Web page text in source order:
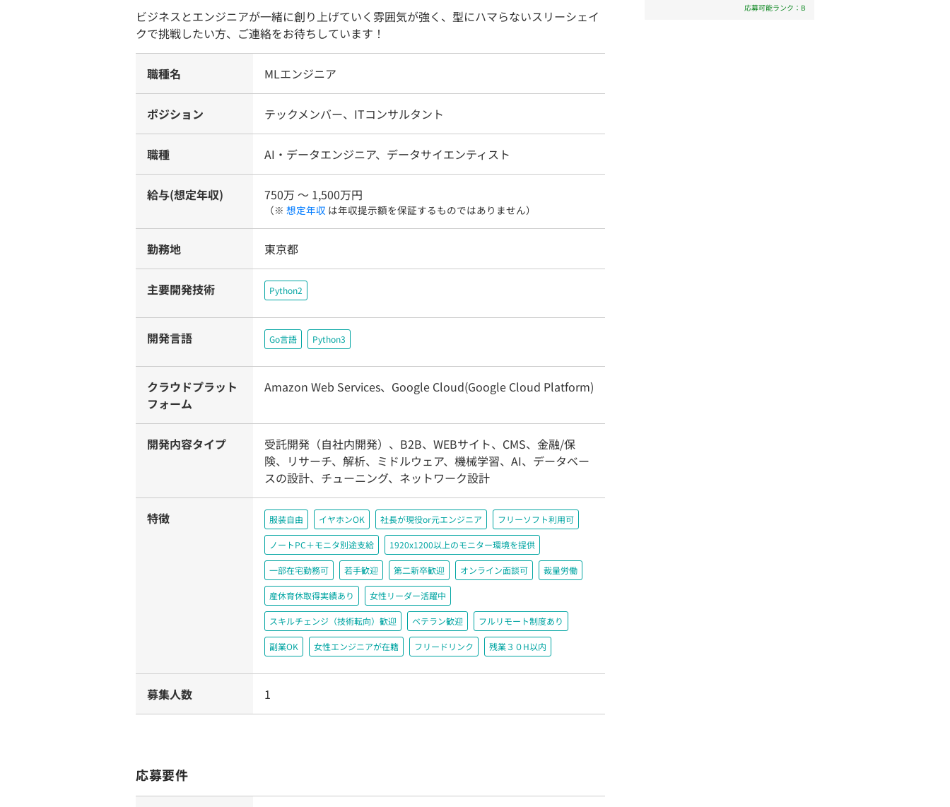
ビジネスとエンジニアが一緒に創り上げていく雰囲気が強く、型にハマらないスリーシェイ
クで挑戦したい方、ご連絡をお待ちしています！
職種名 MLエンジニア
ポジション テックメンバー、ITコンサルタント
職種 AI・データエンジニア、データサイエンティスト
給与(想定年収) 750万 〜 1,500万円
（※ 想定年収 は年収提示額を保証するものではありません）
勤務地 東京都
主要開発技術 Python2
開発言語 Go言語 Python3
クラウドプラット
フォーム
Amazon Web Services、Google Cloud(Google Cloud Platform)
開発内容タイプ
受託開発（自社内開発）、B2B、WEBサイト、CMS、金融/保
険、リサーチ、解析、ミドルウェア、機械学習、AI、データベー
スの設計、チューニング、ネットワーク設計
特徴 服装自由 イヤホンOK 社長が現役or元エンジニア フリーソフト利用可
ノートPC＋モニタ別途支給 1920x1200以上のモニター環境を提供
一部在宅勤務可 若手歓迎 第二新卒歓迎 オンライン面談可 裁量労働
産休育休取得実績あり 女性リーダー活躍中
スキルチェンジ（技術転向）歓迎 ベテラン歓迎 フルリモート制度あり
副業OK 女性エンジニアが在籍 フリードリンク 残業３０H以内
募集人数 1
応募要件
応募可能ランク：B